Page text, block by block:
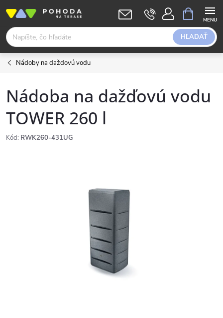
obsah
HĽADAŤ
KOŠÍK
Nádoby na dažďovú vodu
Nádoba na dažďovú vodu
TOWER 260 l
Kód: RWK260-431UG